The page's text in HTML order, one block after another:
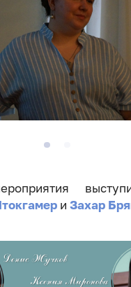
и Захар